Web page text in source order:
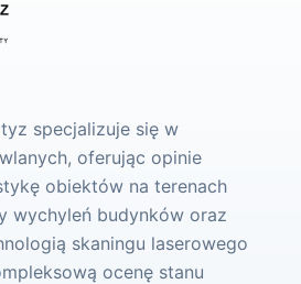
specjalizuje się w
oferując opinie
obiektów na terenach
wychyleń budynków oraz
skaningu laserowego
ocenę stanu